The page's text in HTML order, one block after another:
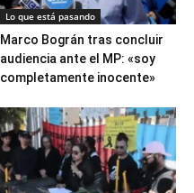
Lo que está pasando
Marco Bográn tras concluir
audiencia ante el MP: «soy
completamente inocente»